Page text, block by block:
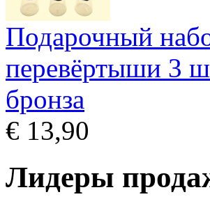
Подарочный
перевёртыши 3
бронза
€ 13,90
Лидеры